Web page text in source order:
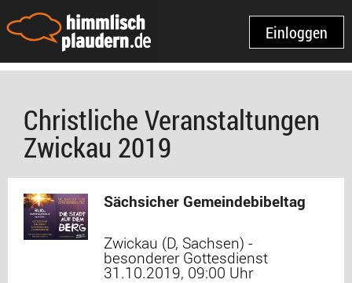
Einloggen
Christliche Veranstaltungen
Zwickau 2019
Sächsicher Gemeindebibeltag
Zwickau (D, Sachsen) -
besonderer Gottesdienst
31.10.2019, 09:00 Uhr